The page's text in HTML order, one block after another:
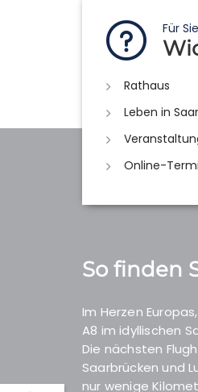
Für Sie
Rathaus
Leben in
Online-
So finden
Im Herzen
A8 im idyllischen
Die nächsten
Saarbrücken und
nur wenige